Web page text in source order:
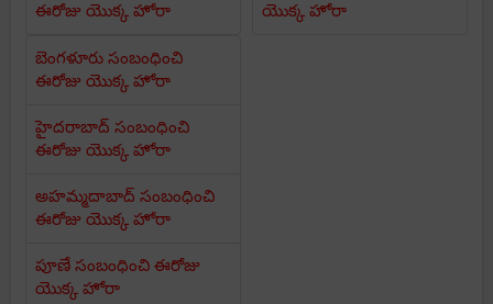
ఈరోజు యొక్క హోరా
యొక్క హోరా
బెంగళూరు సంబంధించి
ఈరోజు యొక్క హోరా
హైదరాబాద్ సంబంధించి
ఈరోజు యొక్క హోరా
అహమ్మదాబాద్ సంబంధించి
ఈరోజు యొక్క హోరా
పూణే సంబంధించి ఈరోజు
యొక్క హోరా